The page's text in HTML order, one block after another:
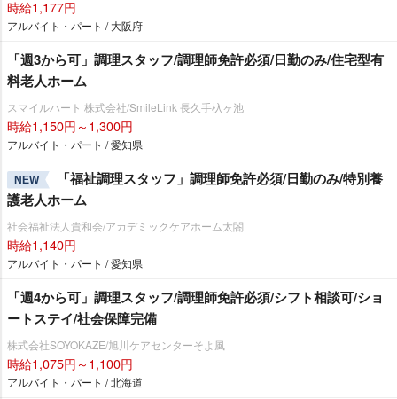
時給1,177円
アルバイト・パート / 大阪府
「週3から可」調理スタッフ/調理師免許必須/日勤のみ/住宅型有
料老人ホーム
スマイルハート 株式会社/SmileLink 長久手杁ヶ池
時給1,150円～1,300円
アルバイト・パート / 愛知県
NEW
「福祉調理スタッフ」調理師免許必須/日勤のみ/特別養
護老人ホーム
社会福祉法人貴和会/アカデミックケアホーム太閤
時給1,140円
アルバイト・パート / 愛知県
「週4から可」調理スタッフ/調理師免許必須/シフト相談可/ショ
ートステイ/社会保障完備
株式会社SOYOKAZE/旭川ケアセンターそよ風
時給1,075円～1,100円
アルバイト・パート / 北海道